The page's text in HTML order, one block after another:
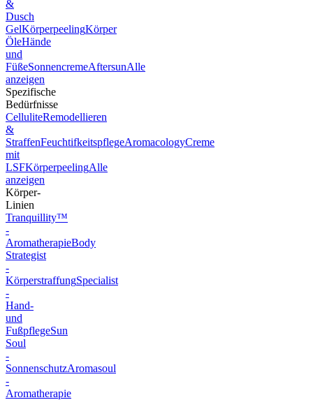
&
Dusch
GelKörperpeelingKörper
ÖleHände
und
FüßeSonnencremeAftersunAlle
anzeigen
Spezifische
Bedürfnisse
CelluliteRemodellieren
&
StraffenFeuchtifkeitspflegeAromacologyCreme
mit
LSFKörperpeelingAlle
anzeigen
Körper-
Linien
Tranquillity™
-
AromatherapieBody
Strategist
-
KörperstraffungSpecialist
-
Hand-
und
FußpflegeSun
Soul
-
SonnenschutzAromasoul
-
Aromatherapie